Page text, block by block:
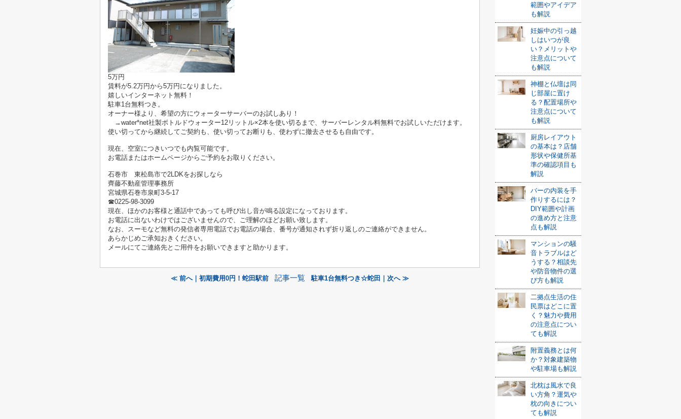
5万円
賃料が5.2万円から5万円になりました。
嬉しいインターネット無料！
駐車1台無料つき。
オーナー様より、希望の方にウォーターサーバーのお試しあり！
→water*net社製ボトルドウォーター12リットル×2本を使い切るまで、サーバーレンタル料無料でお試しいただけます。
使い切ってから継続してご契約も、使い切ってお断りも、使わずに撤去させるも自由です。
現在、空室につきいつでも内覧可能です。
お電話またはホームページからご予約をお取りください。
石巻市 東松島市で2LDKをお探しなら
齊藤不動産管理事務所
宮城県石巻市泉町3-5-17
☎0225-98-3099
現在、ほかのお客様と通話中であっても呼び出し音が鳴る設定になっております。
お電話に出ないわけではございませんので、ご理解のほどお願い致します。
なお、スーモなど無料の発信者専用電話でお電話の場合、番号が通知されず折り返しのご連絡ができません。
あらかじめご承知おきください。
メールにてご連絡先とご用件をお願いできますと助かります。
≪ 前へ｜初期費用0円！蛇田駅前 記事一覧 駐車1台無料つき☆蛇田｜次へ ≫
範囲やアイデア
も解説
妊娠中の引っ越
しはいつが良
い？メリットや
注意点について
も解説
神棚と仏壇は同
じ部屋に置け
る？配置場所や
注意点について
も解説
厨房レイアウト
の基本は？店舗
形状や保健所基
準の確認項目も
解説
バーの内装を手
作りするには？
DIY範囲や計画
の進め方と注意
点も解説
マンションの騒
音トラブルはど
うする？相談先
や防音物件の選
び方も解説
二拠点生活の住
民票はどこに置
く？魅力や費用
の注意点につい
ても解説
附置義務とは何
か？対象建築物
や駐車場も解説
北枕は風水で良
い方角？運気や
枕の向きについ
ても解説